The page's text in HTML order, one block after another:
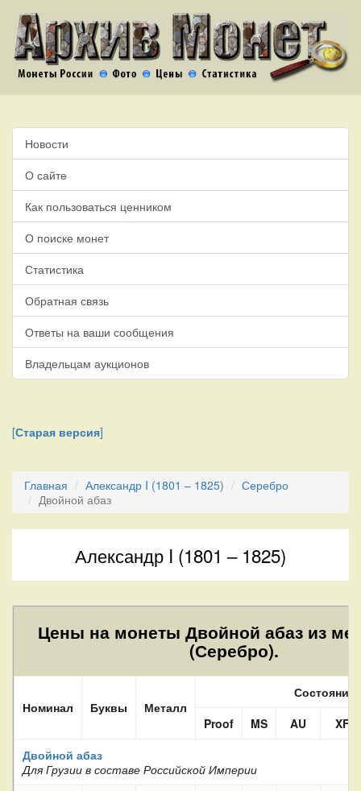
Новости
О сайте
Как пользоваться ценником
О поиске монет
Статистика
Обратная связь
Ответы на ваши сообщения
Владельцам аукционов
[Старая версия]
Главная Александр I (1801 – 1825)
Серебро
Двойной абаз
Александр I (1801 – 1825)
Цены на монеты Двойной абаз из
(Серебро).
Номинал Буквы Металл
Состояние
Proof
MS AU
XF
Двойной абаз
Для Грузии в составе Российской Империи